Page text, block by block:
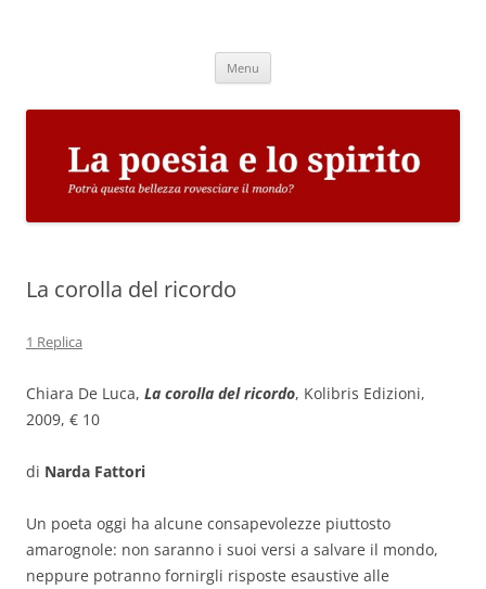
Menu
La corolla del ricordo
1 Replica
Chiara De Luca, La corolla del ricordo, Kolibris Edizioni,
2009, € 10
di Narda Fattori
Un poeta oggi ha alcune consapevolezze piuttosto
amarognole: non saranno i suoi versi a salvare il mondo,
neppure potranno fornirgli risposte esaustive alle